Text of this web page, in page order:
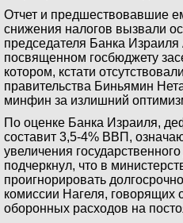
Отчет и предшествовавшие
снижения налогов вызвали
председателя Банка
посвященном госбюджету
котором, кстати
правительства Биньямин
минфин за излишний
По оценке Банка Израиля,
составит 3,5-4% ВВП,
увеличения
подчеркнул, что в
проигнорировать
комиссии Нагеля,
оборонных расходов на